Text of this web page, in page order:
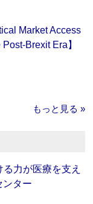
Market Access
Brexit Era】
もっと見る »
力が医療を支え
ター